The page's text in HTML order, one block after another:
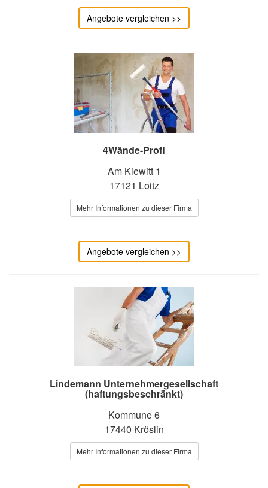
Angebote vergleichen >>
4Wände-Profi
Am Kiewitt 1
17121 Loitz
Mehr Informationen zu dieser Firma
Angebote vergleichen >>
Lindemann Unternehmergesellschaft
(haftungsbeschränkt)
Kommune 6
17440 Kröslin
Mehr Informationen zu dieser Firma